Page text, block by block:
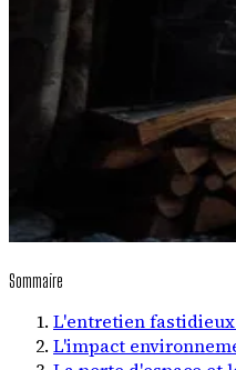
Sommaire
L'entretien
L'impact